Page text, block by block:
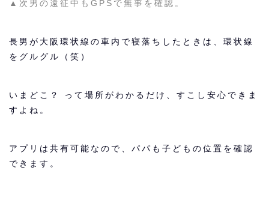
▲次男の遠征中もGPSで無事を確認。
長男が大阪環状線の車内で寝落ちしたときは、環状線
をグルグル（笑）
いまどこ？ って場所がわかるだけ、すこし安心できま
すよね。
アプリは共有可能なので、パパも子どもの位置を確認
できます。